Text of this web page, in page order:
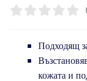
Подходящ
кожата и